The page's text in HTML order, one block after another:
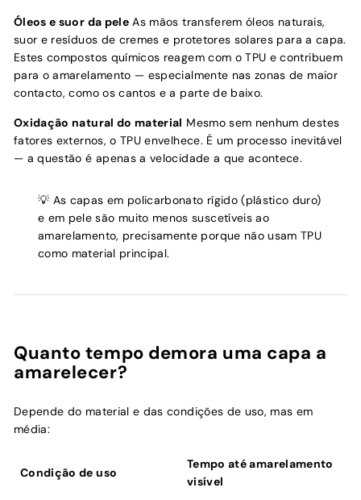
Óleos e suor da pele As mãos transferem óleos naturais,
suor e resíduos de cremes e protetores solares para a capa.
Estes compostos químicos reagem com o TPU e contribuem
para o amarelamento — especialmente nas zonas de maior
contacto, como os cantos e a parte de baixo.
Oxidação natural do material Mesmo sem nenhum destes
fatores externos, o TPU envelhece. É um processo inevitável
— a questão é apenas a velocidade a que acontece.
💡 As capas em policarbonato rígido (plástico duro)
e em pele são muito menos suscetíveis ao
amarelamento, precisamente porque não usam TPU
como material principal.
Quanto tempo demora uma capa a
amarelecer?
Depende do material e das condições de uso, mas em
média:
Condição de uso
Tempo até amarelamento
visível